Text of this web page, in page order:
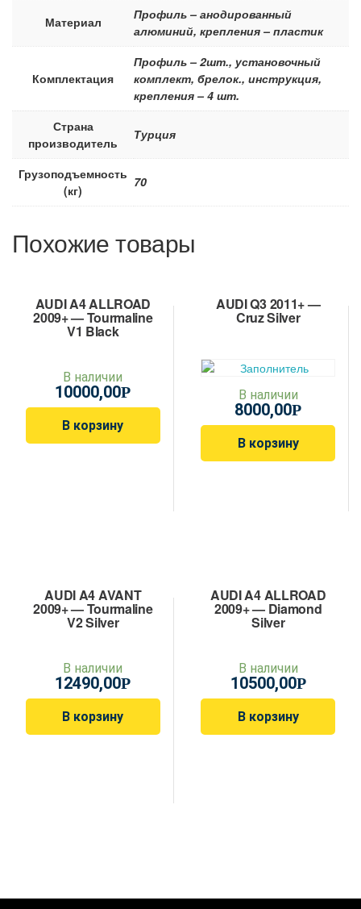
Материал
Профиль – анодированный
алюминий, крепления – пластик
Комплектация
Профиль – 2шт., установочный
комплект, брелок., инструкция,
крепления – 4 шт.
Страна
производитель
Турция
Грузоподъемность
(кг)
70
Похожие товары
AUDI A4 ALLROAD
2009+ — Tourmaline
V1 Black
В наличии
10000,00Р
В корзину
AUDI Q3 2011+ —
Cruz Silver
В наличии
8000,00Р
В корзину
AUDI A4 AVANT
2009+ — Tourmaline
V2 Silver
В наличии
12490,00Р
В корзину
AUDI A4 ALLROAD
2009+ — Diamond
Silver
В наличии
10500,00Р
В корзину